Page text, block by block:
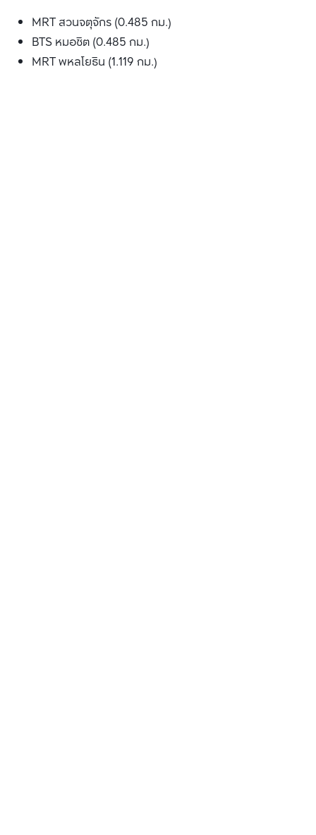
MRT สวนจตุจักร (0.485 กม.)
BTS หมอชิต (0.485 กม.)
MRT พหลโยธิน (1.119 กม.)